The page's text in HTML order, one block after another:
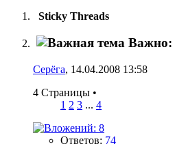
Sticky Threads
Важно:
Серёга, 14.04.2008 13:58
4 Страницы •
1 2 3 ... 4
Ответов: 74